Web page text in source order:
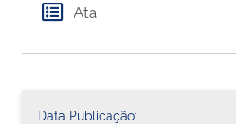
Ata
Data Publicação: